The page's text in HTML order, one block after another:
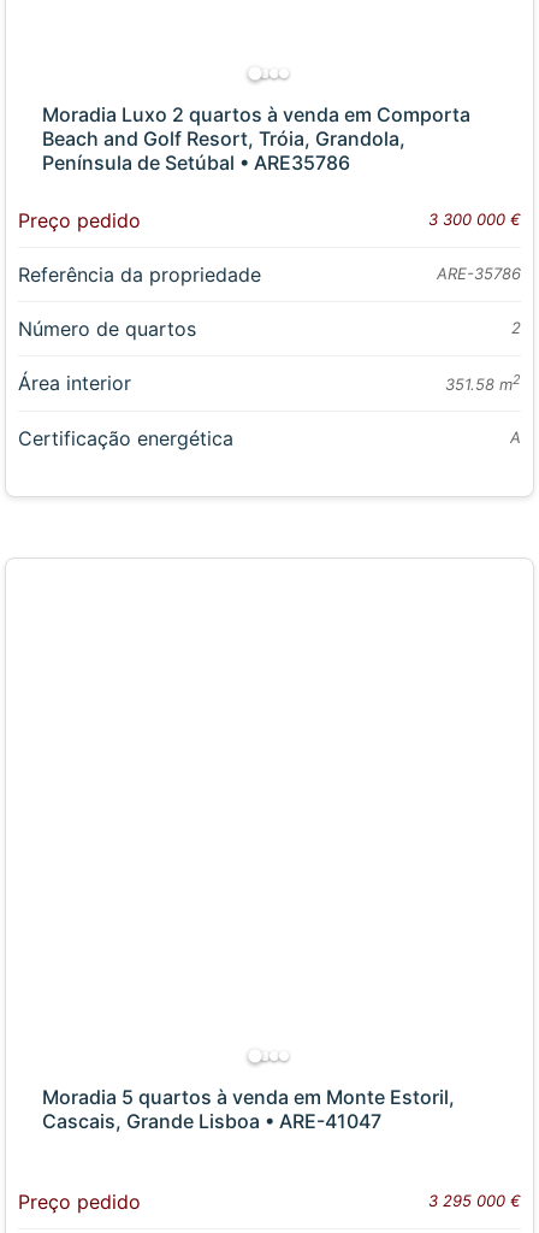
Moradia Luxo 2 quartos à venda em Comporta
Beach and Golf Resort, Tróia, Grandola,
Península de Setúbal • ARE35786
Preço pedido 3 300 000 €
Referência da propriedade ARE-35786
Número de quartos 2
Área interior 351.58 m2
Certificação energética A
Moradia 5 quartos à venda em Monte Estoril,
Cascais, Grande Lisboa • ARE-41047
Preço pedido 3 295 000 €